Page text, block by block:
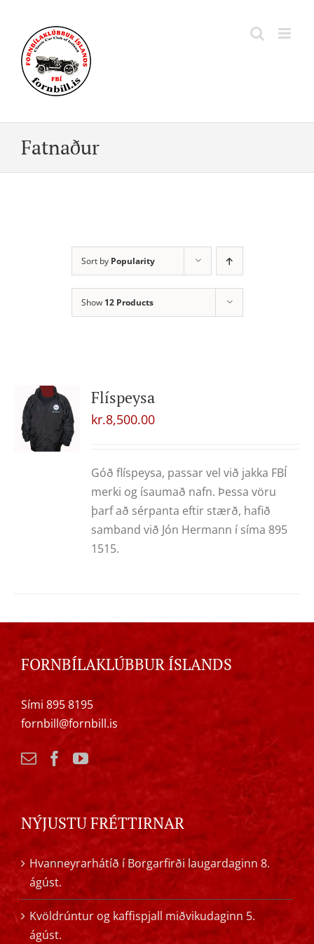
content
Fatnaður
Sort by Popularity
Show 12 Products
Flíspeysa
kr.8,500.00
Góð flíspeysa, passar vel við jakka FBÍ
merki og ísaumað nafn. Þessa vöru
þarf að sérpanta eftir stærð, hafið
samband við Jón Hermann í síma 895
1515.
FORNBÍLAKLÚBBUR ÍSLANDS
Sími 895 8195
fornbill@fornbill.is
NÝJUSTU FRÉTTIRNAR
Hvanneyrarhátíð í Borgarfirði laugardaginn 8.
ágúst.
Kvöldrúntur og kaffispjall miðvikudaginn 5.
ágúst.